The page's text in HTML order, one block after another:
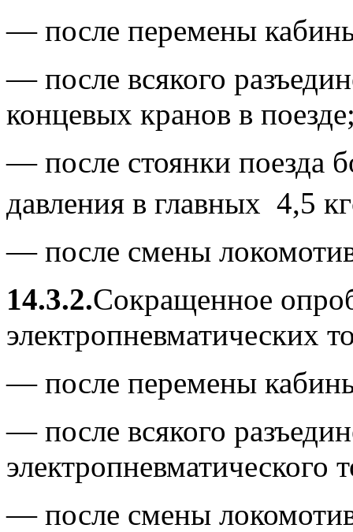
— после перемены
— после всякого
концевых кранов в
— после стоянки поезда
давления в главных 4,5
— после смены
14.3.2.Сокращенное
электропневматических
— после перемены
— после всякого
электропневматического
— после смены